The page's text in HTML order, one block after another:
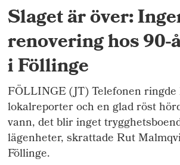
Slaget är över:
renovering hos
i Föllinge
FÖLLINGE (JT) Telefonen ringde
lokalreporter och en glad röst
vann, det blir inget
lägenheter, skrattade Rut
Föllinge.